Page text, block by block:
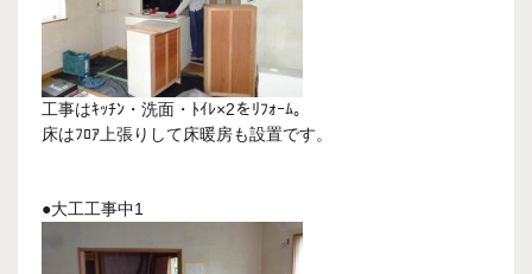
工事はｷｯﾁﾝ・洗面・ﾄｲﾚ×2をﾘﾌｫｰﾑ。
床はﾌﾛｱ上張りして床暖房も設置です。
●大工工事中1